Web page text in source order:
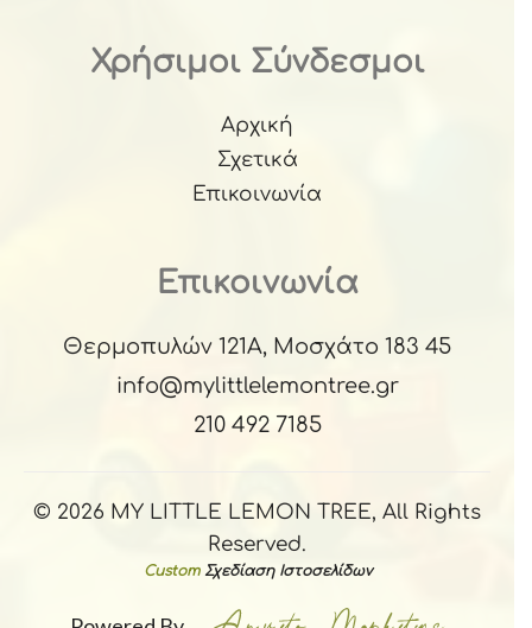
Χρήσιμοι Σύνδεσμοι
Αρχική
Σχετικά
Επικοινωνία
Επικοινωνία
Θερμοπυλών 121Α, Μοσχάτο 183 45
info@mylittlelemontree.gr
210 492 7185
© 2026 MY LITTLE LEMON TREE, All Rights
Reserved.
Custom Σχεδίαση Ιστοσελίδων